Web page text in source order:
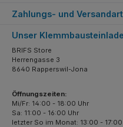
Zahlungs- und
Unser
BRIFS Store
Herrengasse 3
8640 Rapperswil-Jona
Öffnungszeiten:
Mi/Fr: 14:00 - 18:00 Uhr
Sa: 11:00 - 16:00 Uhr
letzter So im Monat: 13:00 -